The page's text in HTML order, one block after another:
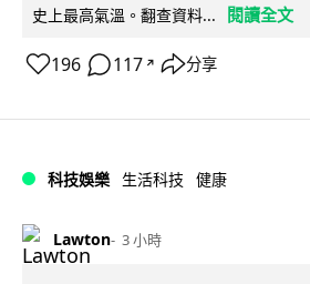
史上最高氣溫。翻查資料...
閱讀全文
196 117 ↗ 分享
科技娛樂 生活科技 健康
Lawton 3 小時